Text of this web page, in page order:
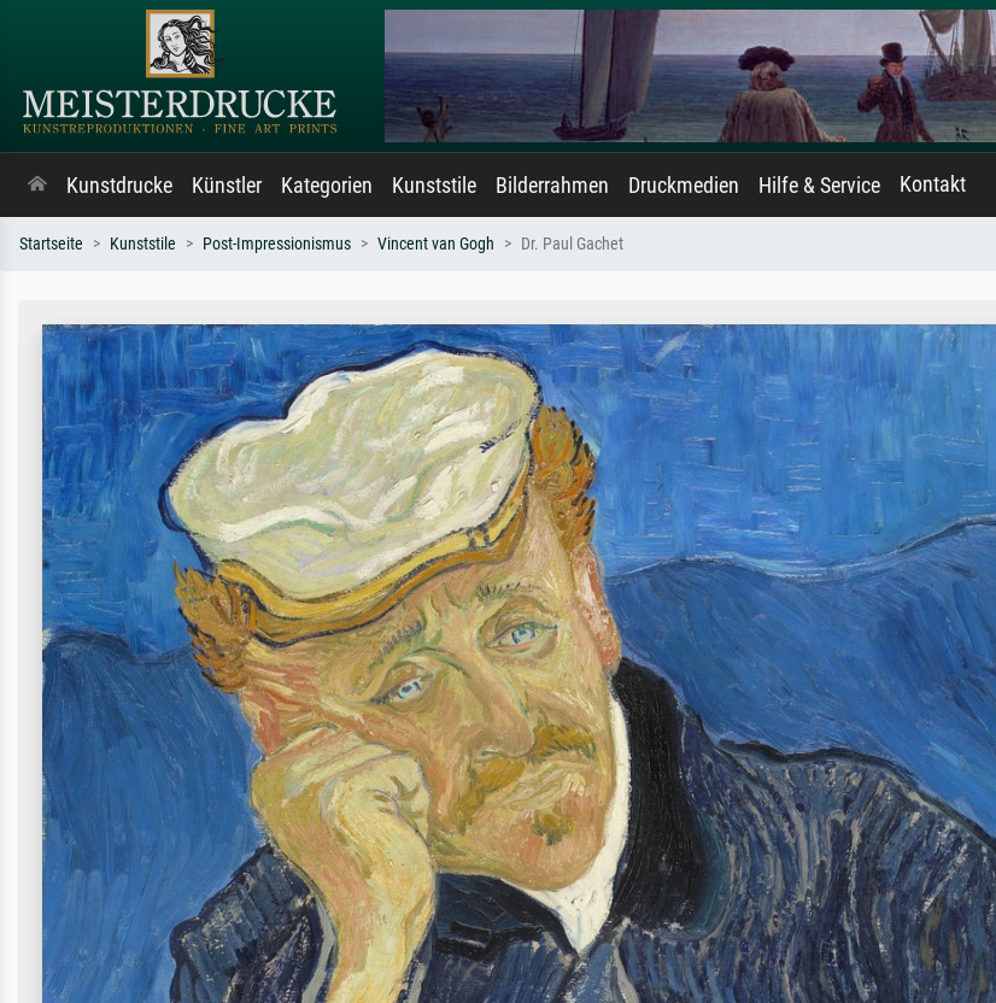
Kunstdrucke Künstler Kategorien Kunststile Bilderrahmen Druckmedien Hilfe & Service Kontakt
Startseite Kunststile Post-Impressionismus Vincent van Gogh Dr. Paul Gachet